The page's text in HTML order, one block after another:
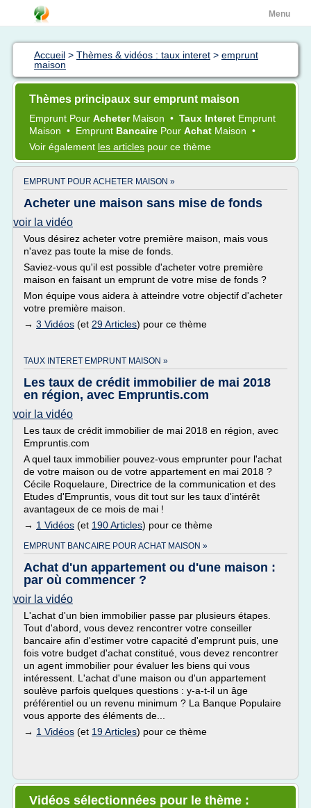
Menu
Accueil > Thèmes & vidéos : taux interet > emprunt
maison
Thèmes principaux sur emprunt maison
Emprunt Pour Acheter Maison • Taux Interet Emprunt
Maison • Emprunt Bancaire Pour Achat Maison •
Voir également les articles pour ce thème
EMPRUNT POUR ACHETER MAISON »
Acheter une maison sans mise de fonds
voir la vidéo
Vous désirez acheter votre première maison, mais vous
n'avez pas toute la mise de fonds.
Saviez-vous qu'il est possible d'acheter votre première
maison en faisant un emprunt de votre mise de fonds ?
Mon équipe vous aidera à atteindre votre objectif d'acheter
votre première maison.
→ 3 Vidéos (et 29 Articles) pour ce thème
TAUX INTERET EMPRUNT MAISON »
Les taux de crédit immobilier de mai 2018
en région, avec Empruntis.com
voir la vidéo
Les taux de crédit immobilier de mai 2018 en région, avec
Empruntis.com
A quel taux immobilier pouvez-vous emprunter pour l'achat
de votre maison ou de votre appartement en mai 2018 ?
Cécile Roquelaure, Directrice de la communication et des
Etudes d'Empruntis, vous dit tout sur les taux d'intérêt
avantageux de ce mois de mai !
→ 1 Vidéos (et 190 Articles) pour ce thème
EMPRUNT BANCAIRE POUR ACHAT MAISON »
Achat d'un appartement ou d'une maison :
par où commencer ?
voir la vidéo
L'achat d'un bien immobilier passe par plusieurs étapes.
Tout d'abord, vous devez rencontrer votre conseiller
bancaire afin d'estimer votre capacité d'emprunt puis, une
fois votre budget d'achat constitué, vous devez rencontrer
un agent immobilier pour évaluer les biens qui vous
intéressent. L'achat d'une maison ou d'un appartement
soulève parfois quelques questions : y-a-t-il un âge
préférentiel ou un revenu minimum ? La Banque Populaire
vous apporte des éléments de...
→ 1 Vidéos (et 19 Articles) pour ce thème
Vidéos sélectionnées pour le thème :